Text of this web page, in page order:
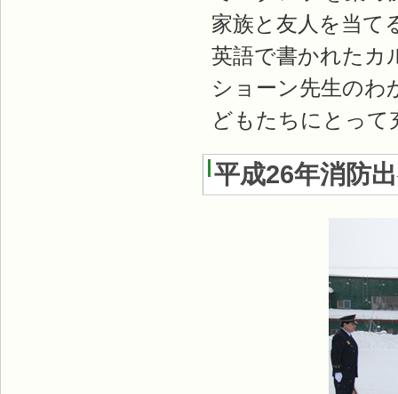
家族と友人を当て
英語で書かれたカ
ショーン先生のわ
どもたちにとって
平成26年消防